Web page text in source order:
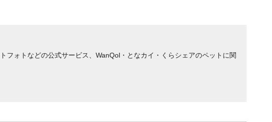
フォトなどの公式サービス、WanQol・となカイ・くらシェアのペットに関